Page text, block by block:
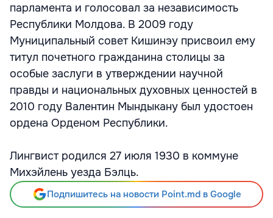
парламента и голосовал за независимость
Республики Молдова. В 2009 году
Муниципальный совет Кишинэу присвоил ему
титул почетного гражданина столицы за
особые заслуги в утверждении научной
правды и национальных духовных ценностей в
2010 году Валентин Мындыкану был удостоен
ордена Орденом Республики.
Лингвист родился 27 июля 1930 в коммуне
Михэйлень уезда Бэлць.
Подпишитесь на новости Point.md в Google